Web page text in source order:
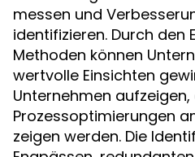
messen und
identifizieren. Durch den
Methoden können
wertvolle Einsichten
Unternehmen
Prozessoptimierungen
zeigen werden. Die